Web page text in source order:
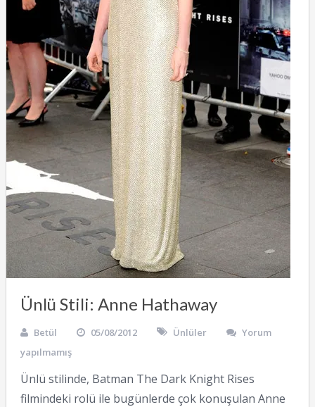
Ünlü Stili: Anne Hathaway
Betül 05/08/2012 Ünlüler
Yorum
yapılmamış
Ünlü stilinde, Batman The Dark Knight Rises
filmindeki rolü ile bugünlerde çok konuşulan Anne